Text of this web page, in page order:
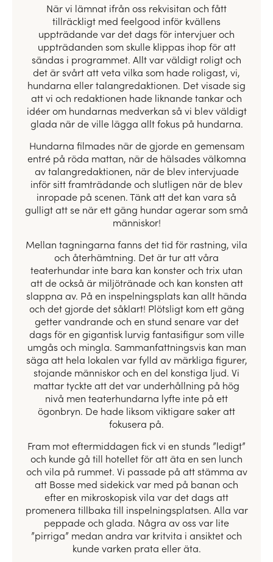
När vi lämnat ifrån oss rekvisitan och fått
tillräckligt med feelgood inför kvällens
uppträdande var det dags för intervjuer och
uppträdanden som skulle klippas ihop för att
sändas i programmet. Allt var väldigt roligt och
det är svårt att veta vilka som hade roligast, vi,
hundarna eller talangredaktionen. Det visade sig
att vi och redaktionen hade liknande tankar och
idéer om hundarnas medverkan så vi blev väldigt
glada när de ville lägga allt fokus på hundarna.
Hundarna filmades när de gjorde en gemensam
entré på röda mattan, när de hälsades välkomna
av talangredaktionen, när de blev intervjuade
inför sitt framträdande och slutligen när de blev
inropade på scenen. Tänk att det kan vara så
gulligt att se när ett gäng hundar agerar som små
människor!
Mellan tagningarna fanns det tid för rastning, vila
och återhämtning. Det är tur att våra
teaterhundar inte bara kan konster och trix utan
att de också är miljötränade och kan konsten att
slappna av. På en inspelningsplats kan allt hända
och det gjorde det såklart! Plötsligt kom ett gäng
getter vandrande och en stund senare var det
dags för en gigantisk lurvig fantasifigur som ville
umgås och mingla. Sammanfattningsvis kan man
säga att hela lokalen var fylld av märkliga figurer,
stojande människor och en del konstiga ljud. Vi
mattar tyckte att det var underhållning på hög
nivå men teaterhundarna lyfte inte på ett
ögonbryn. De hade liksom viktigare saker att
fokusera på.
Fram mot eftermiddagen fick vi en stunds ”ledigt”
och kunde gå till hotellet för att äta en sen lunch
och vila på rummet. Vi passade på att stämma av
att Bosse med sidekick var med på banan och
efter en mikroskopisk vila var det dags att
promenera tillbaka till inspelningsplatsen. Alla var
peppade och glada. Några av oss var lite
”pirriga” medan andra var kritvita i ansiktet och
kunde varken prata eller äta.